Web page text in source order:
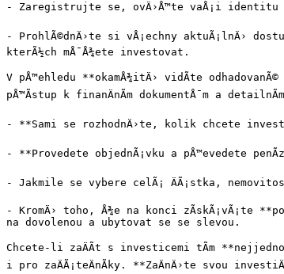
- Zaregistrujte se, ovÄ›Å™te vaÅ¡i identitu
- ProhlÃ©dnÄ›te si vÅ¡echny aktuÃ¡lnÄ›
kterÃ½ch mÅ¯Å¾ete investovat.
V pÅ™ehledu **okamÅ¾itÄ› vidÃ­te
pÅ™Ã­stup k finanÄnÃ­m dokumentÅ¯m a
- **Sami se rozhodnÄ›te, kolik chcete
- **Provedete objednÃ¡vku a pÅ™evedete
- Jakmile se vybere celÃ¡ ÄÃ¡stka,
- KromÄ› toho, Å¾e na konci zÃ­skÃ¡vÃ¡te
na dovolenou a ubytovat se se slevou.
Chcete-li zaÄÃ­t s investicemi tÃ­m
i pro zaÄÃ¡teÄnÃ­ky. **ZaÄnÄ›te svou